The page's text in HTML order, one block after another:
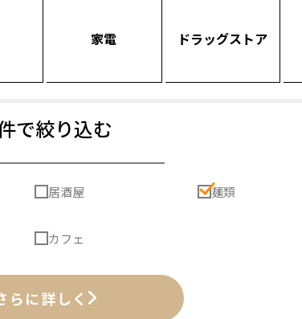
家電 ドラッグストア
で絞り込む
居酒屋 麺類
カフェ
らに詳しく